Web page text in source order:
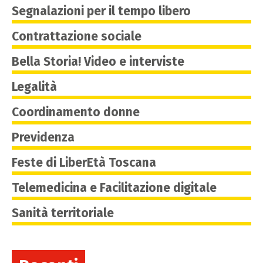
Segnalazioni per il tempo libero
Contrattazione sociale
Bella Storia! Video e interviste
Legalità
Coordinamento donne
Previdenza
Feste di LiberEtà Toscana
Telemedicina e Facilitazione digitale
Sanità territoriale